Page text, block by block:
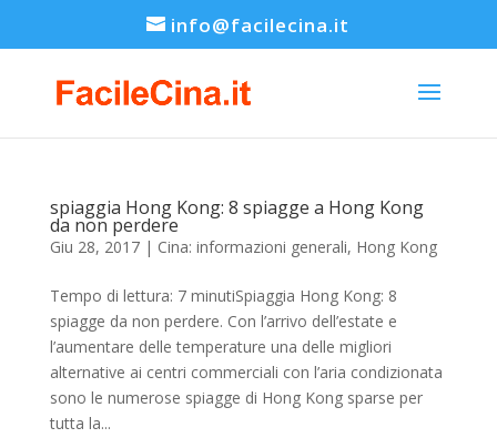
info@facilecina.it
spiaggia Hong Kong: 8 spiagge a Hong Kong
da non perdere
Giu 28, 2017| Cina: informazioni generali, Hong Kong
Tempo di lettura: 7 minutiSpiaggia Hong Kong: 8
spiagge da non perdere. Con l’arrivo dell’estate e
l’aumentare delle temperature una delle migliori
alternative ai centri commerciali con l’aria condizionata
sono le numerose spiagge di Hong Kong sparse per
tutta la...